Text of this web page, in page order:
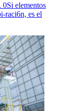
elementos
raci6n, es el